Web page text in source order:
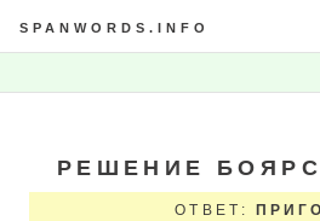
SPANWORDS.INFO
РЕШЕНИЕ
ОТВЕТ: